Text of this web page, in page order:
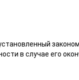
в случае его